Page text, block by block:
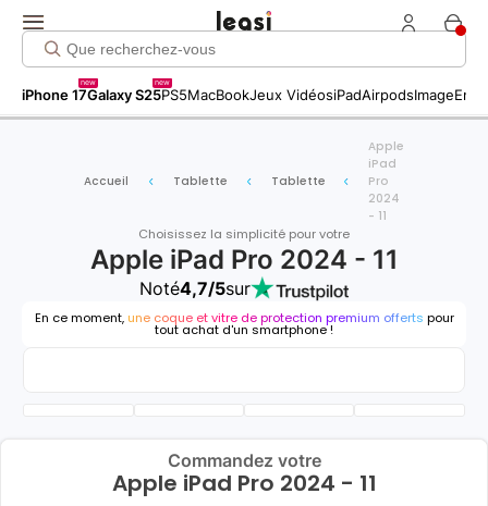
iPhone 17
new
Galaxy S25
new
PS5MacBookJeux VidéosiPadAirpodsImage
Accueil Tablette Tablette
Apple
iPad
Pro
2024
- 11
Choisissez la simplicité pour votre
Apple iPad Pro 2024 - 11
Noté4,7/5sur
En ce moment, une coque et vitre de protection premium offerts pour
tout achat d'un smartphone !
Commandez votre
Apple iPad Pro 2024 - 11